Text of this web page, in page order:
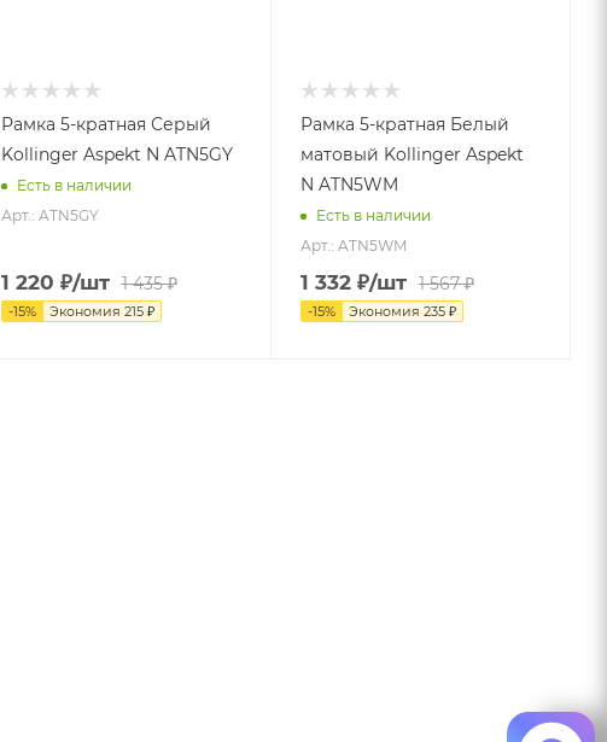
Рамка 5-кратная Серый
Kollinger Aspekt N ATN5GY
Есть в наличии
Арт.: ATN5GY
1 220 ₽/шт 1 435₽
-15% Экономия 215₽
Рамка 5-кратная Белый
матовый Kollinger Aspekt
N ATN5WM
Есть в наличии
Арт.: ATN5WM
1 332₽/шт 1 567₽
-15% Экономия 235₽